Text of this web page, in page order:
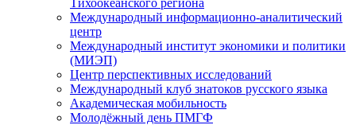
Тихоокеанского региона
Международный информационно-аналитический
центр
Международный институт экономики и политики
(МИЭП)
Центр перспективных исследований
Международный клуб знатоков русского языка
Академическая мобильность
Молодёжный день ПМГФ